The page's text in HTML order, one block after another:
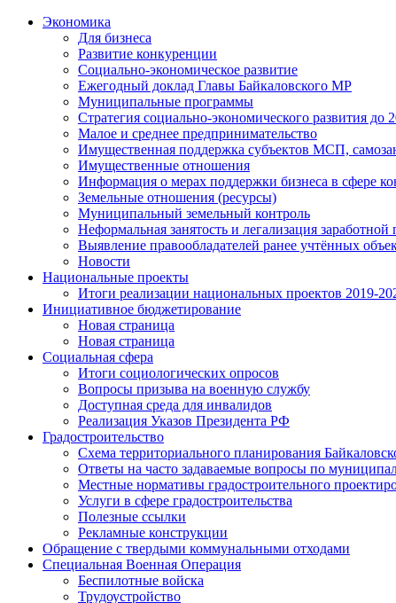
Экономика
Для бизнеса
Развитие конкуренции
Социально-экономическое развитие
Ежегодный доклад Главы Байкаловского МР
Муниципальные программы
Стратегия социально-экономического развития до
Малое и среднее предпринимательство
Имущественная поддержка субъектов МСП,
Имущественные отношения
Информация о мерах поддержки бизнеса в сфере
Земельные отношения (ресурсы)
Муниципальный земельный контроль
Неформальная занятость и легализация заработной
Выявление правообладателей ранее учтённых
Новости
Национальные проекты
Итоги реализации национальных проектов 2019-
Инициативное бюджетирование
Новая страница
Новая страница
Социальная сфера
Итоги социологических опросов
Вопросы призыва на военную службу
Доступная среда для инвалидов
Реализация Указов Президента РФ
Градостроительство
Схема территориального планирования
Ответы на часто задаваемые вопросы по
Местные нормативы градостроительного
Услуги в сфере градостроительства
Полезные ссылки
Рекламные конструкции
Обращение с твердыми коммунальными отходами
Специальная Военная Операция
Беспилотные войска
Трудоустройство